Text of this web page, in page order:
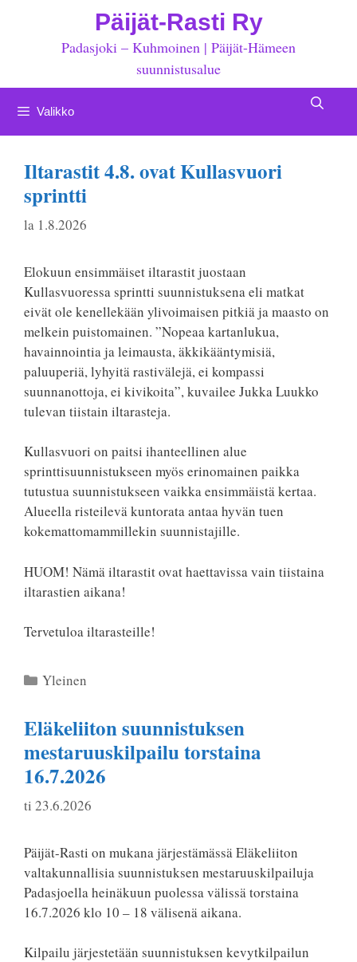
Päijät-Rasti Ry
Padasjoki – Kuhmoinen | Päijät-Hämeen
suunnistusalue
Valikko
Iltarastit 4.8. ovat Kullasvuori
sprintti
la 1.8.2026
Elokuun ensimmäiset iltarastit juostaan
Kullasvuoressa sprintti suunnistuksena eli matkat
eivät ole kenellekään ylivoimaisen pitkiä ja maasto on
melkein puistomainen. ”Nopeaa kartanlukua,
havainnointia ja leimausta, äkkikääntymisiä,
paluuperiä, lyhyitä rastivälejä, ei kompassi
suunnanottoja, ei kivikoita”, kuvailee Jukka Luukko
tulevan tiistain iltarasteja.
Kullasvuori on paitsi ihanteellinen alue
sprinttisuunnistukseen myös erinomainen paikka
tutustua suunnistukseen vaikka ensimmäistä kertaa.
Alueella risteilevä kuntorata antaa hyvän tuen
kokemattomammillekin suunnistajille.
HUOM! Nämä iltarastit ovat haettavissa vain tiistaina
iltarastien aikana!
Tervetuloa iltarasteille!
Kategoriat
Yleinen
Eläkeliiton suunnistuksen
mestaruuskilpailu torstaina
16.7.2026
ti 23.6.2026
Päijät-Rasti on mukana järjestämässä Eläkeliiton
valtakunnallisia suunnistuksen mestaruuskilpailuja
Padasjoella heinäkuun puolessa välissä torstaina
16.7.2026 klo 10 – 18 välisenä aikana.
Kilpailu järjestetään suunnistuksen kevytkilpailun